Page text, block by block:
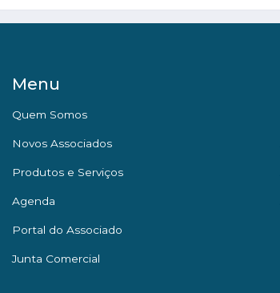
Menu
Quem Somos
Novos Associados
Produtos e Serviços
Agenda
Portal do Associado
Junta Comercial